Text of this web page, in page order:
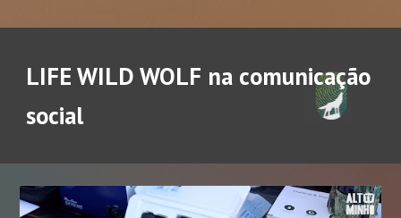
LIFE WILD WOLF na comunicação
social